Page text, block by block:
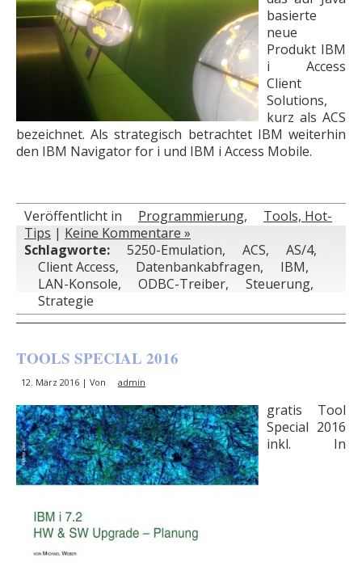
basierte
neue
Produkt IBM
i ­Access
Client
Solutions,
kurz als ACS
bezeichnet. Als strategisch ­betrachtet IBM weiterhin
den IBM Navigator for i und IBM i Access Mobile.
Veröffentlicht in Programmierung,
Tools, Hot-
Tips | Keine Kommentare »
Schlagworte:
5250-Emulation, ACS, AS/4,
Client Access, Datenbankabfragen, IBM,
LAN-Konsole, ODBC-Treiber, Steuerung,
Strategie
TOOLS SPECIAL 2016
12. März 2016 | Von admin
gratis Tool
Special 2016
inkl. In